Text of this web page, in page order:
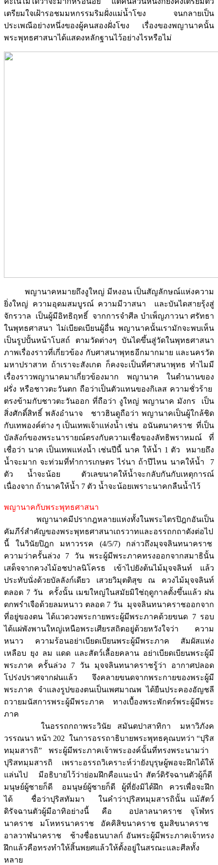
เตรียมใจเฝ้ารอชมมหกรรมริมฝั่งแม่น้ำโขง จนกลายเป็น
ประเพณีอย่างหนึ่งของผู้คนสองฝั่งโขง เรื่องของพญานาคนั้น
พระพุทธศาสนาได้แสดงหลักฐานไว้อย่างไรหรือไม่
พญานาคหมายถึงงูใหญ่ มีหงอน เป็นสัญลักษณ์แห่งความ
ยิ่งใหญ่ ความอุดมสมบูรณ์ ความมีวาสนา และบันไดสายรุ้งสู่
จักรวาล เป็นผู้มีอิทธิฤทธิ์ จากการจำศีล บำเพ็ญภาวนา ศรัทธา
ในพุทธศาสนา ไม่เบียดเบียนผู้อื่น พญานาคนั้นเรามักจะพบเห็น
เป็นรูปปั้นหน้าโบสถ์ ตามวัดต่างๆ บันไดขึ้นสู่วัดในพุทธศาสนา
ภาพเรื่องราวที่เกี่ยวข้อง กับศาสนาพุทธอีกมากมาย และนครวัด
มหาปราสาท ถ้าเราจะสังเกต ก็คงจะเป็นที่ศาสนาพุทธ ทำไมมี
เรื่องราวพญานาคมาเกี่ยวข้องมาก พญานาค ในตำนานของ
ฝรั่ง หรือชาวตะวันตก ถือว่าเป็นตัวแทนของกิเลส ความชั่วร้าย
ตรงข้ามกับชาวตะวันออก ที่ถือว่า งูใหญ่ พญานาค มังกร เป็น
สิ่งศักดิ์สิทธิ์ พลังอำนาจ ชาวฮินดูถือว่า พญานาคเป็นผู้ใกล้ชิด
กับเทพองค์ต่าง ๆ เป็นเทพเจ้าแห่งน้ำ เช่น อนันตนาคราช ที่เป็น
บัลลังก์ของพระนารายณ์ตรงกับความเชื่อของลัทธิพราหมณ์ ที่
เชื่อว่า นาค เป็นเทพแห่งน้ำ เช่นปีนี้ นาค ให้น้ำ 1 ตัว หมายถึง
น้ำจะมาก จะท่วมที่ทำการเกษตร ไร่นา ถ้าปีไหน นาคให้น้ำ 7
ตัว น้ำจะน้อย ตัวเลขนาคให้น้ำจะกลับกันกับเหตุการณ์
เนื่องจาก ถ้านาคให้น้ำ 7 ตัว น้ำจะน้อยเพราะนาคกลืนน้ำไว้
พญานาคกับพระพุทธศาสนา
พญานาคมีปรากฎหลายแห่งทั้งในพระไตรปิฎกอันเป็น
คัมภีร์สำคัญของพระพุทธศาสนาเถรวาทและอรรถกถาดังต่อไป
นี้ ในวินัยปิฎก มหาวรรค (4/5/7) กล่าวถึงมุจจลินทนาคราช
ความว่าครั้นล่วง 7 วัน พระผู้มีพระภาคทรงออกจากสมาธินั้น
เสด็จจากควงไม้อชปาลนิโครธ เข้าไปยังต้นไม้มุจจลินท์ แล้ว
ประทับนั่งด้วยบัลลังก์เดียว เสวยวิมุตติสุข ณ ควงไม้มุจจลินท์
ตลอด 7 วัน ครั้งนั้น เมฆใหญ่ในสมัยมิใช่ฤดูกาลตั้งขึ้นแล้ว ฝน
ตกพรำเจือด้วยลมหนาว ตลอด 7 วัน มุจจลินทนาคราชออกจาก
ที่อยู่ของตน ได้แวดวงพระกายพระผู้มีพระภาคด้วยขนด 7 รอบ
ได้แผ่พังพานใหญ่เหนือพระเศียรสถิตอยู่ด้วยหวังใจว่า ความ
หนาว ความร้อนอย่าเบียดเบียนพระผู้มีพระภาค สัมผัสแห่ง
เหลือบ ยุง ลม แดด และสัตว์เลื้อยคลาน อย่าเบียดเบียนพระผู้มี
พระภาค ครั้นล่วง 7 วัน มุจจลินทนาคราชรู้ว่า อากาศปลอด
โปร่งปราศจากฝนแล้ว จึงคลายขนดจากพระกายของพระผู้มี
พระภาค จำแลงรูปของตนเป็นเพศมาณพ ได้ยืนประคองอัญชลี
ถวายมนัสการพระผู้มีพระภาค ทางเบื้องพระพักตร์พระผู้มีพระ
ภาค
ในอรรถกถาพระวินัย สมันตปาสาทิกา มหาวิภังค
วรรณนา หน้า 202 ในการอรรถาธิบายพระพุทธคุณบทว่า “ปุริส
ทมฺมสารถิ” พระผู้มีพระภาคเจ้าพระองค์นั้นที่ทรงพระนามว่า
ปุริสทมฺมสารถิ เพราะอรรถวิเคราะห์ว่ายังบุรุษผู้พอจะฝึกได้ให้
แล่นไป มีอธิบายไว้ว่าย่อมฝึกคือแนะนำ สัตว์ดิรัจฉานตัวผู้ก็ดี
มนุษย์ผู้ชายก็ดี อมนุษย์ผู้ชายก็ดี ผู้ที่ยังมิได้ฝึก ควรเพื่อจะฝึก
ได้ ชื่อว่าปุริสทัมมา ในคำว่าปุริสทมฺมสารถินั้น แม้สัตว์
ดิรัจฉานตัวผู้มีอาทิอย่างนี้ คือ อปลาลนาคราช จุโฬทร
นาคราช มโหทรนาคราช อัคคิสิขนาคราช ธูมสิขนาคราช
อาลวาฬนาคราช ช้างชื่อธนบาลก์ อันพระผู้มีพระภาคเจ้าทรง
ฝึกแล้วคือทรงทำให้สิ้นพยศแล้วให้ตั้งอยู่ในสรณะและศีลทั้ง
หลาย